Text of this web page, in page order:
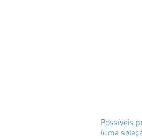
Possíveis
(uma